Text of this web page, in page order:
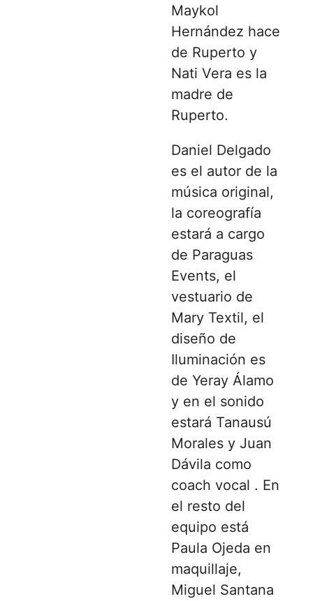
Maykol
Hernández hace
de Ruperto y
Nati Vera es la
madre de
Ruperto.
Daniel Delgado
es el autor de la
música original,
la coreografía
estará a cargo
de Paraguas
Events, el
vestuario de
Mary Textil, el
diseño de
Iluminación es
de Yeray Álamo
y en el sonido
estará Tanausú
Morales y Juan
Dávila como
coach vocal . En
el resto del
equipo está
Paula Ojeda en
maquillaje,
Miguel Santana